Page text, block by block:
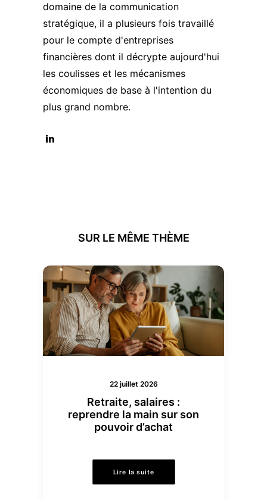
domaine de la communication
stratégique, il a plusieurs fois travaillé
pour le compte d'entreprises
financières dont il décrypte aujourd'hui
les coulisses et les mécanismes
économiques de base à l'intention du
plus grand nombre.
SUR LE MÊME THÈME
22 juillet 2026
Retraite, salaires :
reprendre la main sur son
pouvoir d’achat
Lire la suite